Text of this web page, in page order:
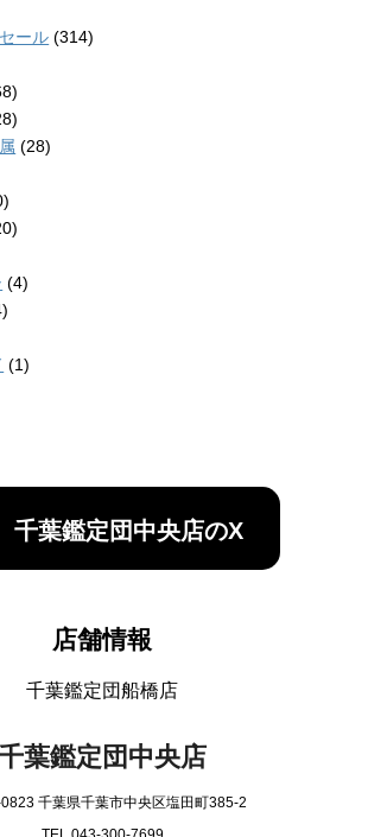
ール (314)
(28)
(4)
(1)
千葉鑑定団中央店のX
店舗情報
千葉鑑定団船橋店
葉鑑定団中央店
千葉県千葉市中央区塩田町385-2